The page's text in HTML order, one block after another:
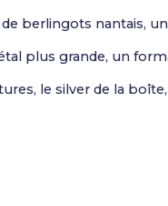
berlingots nantais,
plus grande, un
le silver de la